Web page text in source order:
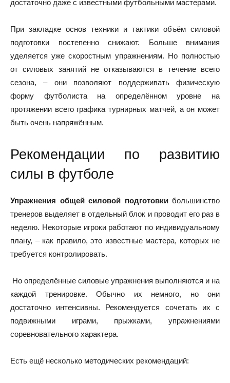
достаточно даже с известными футбольными мастерами.
При закладке основ техники и тактики объём силовой
подготовки постепенно снижают. Больше внимания
уделяется уже скоростным упражнениям. Но полностью
от силовых занятий не отказываются в течение всего
сезона, – они позволяют поддерживать физическую
форму футболиста на определённом уровне на
протяжении всего графика турнирных матчей, а он может
быть очень напряжённым.
Рекомендации по развитию
силы в футболе
Упражнения общей силовой подготовкибольшинство
тренеров выделяет в отдельный блок и проводит его раз в
неделю. Некоторые игроки работают по индивидуальному
плану, – как правило, это известные мастера, которых не
требуется контролировать.
Но определённые силовые упражнения выполняются и на
каждой тренировке. Обычно их немного, но они
достаточно интенсивны. Рекомендуется сочетать их с
подвижными играми, прыжками, упражнениями
соревновательного характера.
Есть ещё несколько методических рекомендаций: